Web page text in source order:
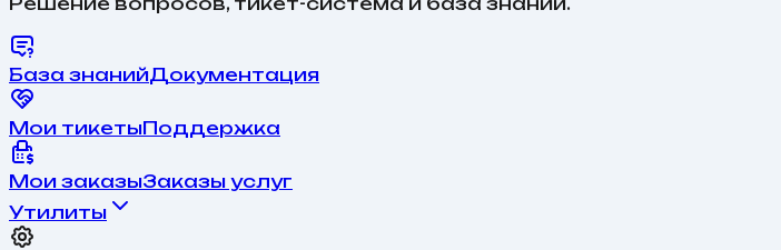
База знанийДокументация
Мои тикетыПоддержка
Мои заказыЗаказы услуг
Утилиты